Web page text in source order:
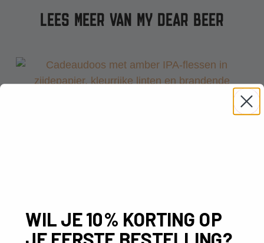
LEES MEER VAN MY DEAR BEER
WIL JE 10% KORTING OP